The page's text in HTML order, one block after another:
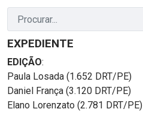
EXPEDIENTE
EDIÇÃO:
Paula Losada (1.652 DRT/PE)
Daniel França (3.120 DRT/PE)
Elano Lorenzato (2.781 DRT/PE)